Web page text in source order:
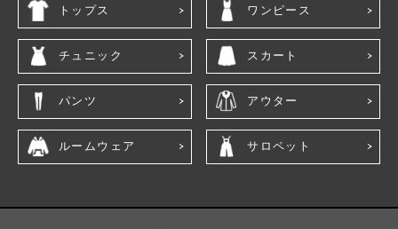
トップス ワンピース
チュニック スカート
パンツ アウター
ルームウェア サロペット